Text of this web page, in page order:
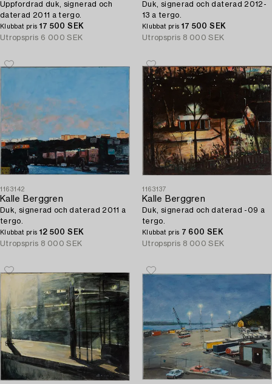
Uppfordrad duk, signerad och
daterad 2011 a tergo.
Klubbat pris 17 500 SEK
Utropspris 6 000 SEK
Duk, signerad och daterad 2012-
13 a tergo.
Klubbat pris 17 500 SEK
Utropspris 8 000 SEK
1163142
Kalle Berggren
Duk, signerad och daterad 2011 a
tergo.
Klubbat pris 12 500 SEK
Utropspris 8 000 SEK
1163137
Kalle Berggren
Duk, signerad och daterad -09 a
tergo.
Klubbat pris 7 600 SEK
Utropspris 8 000 SEK